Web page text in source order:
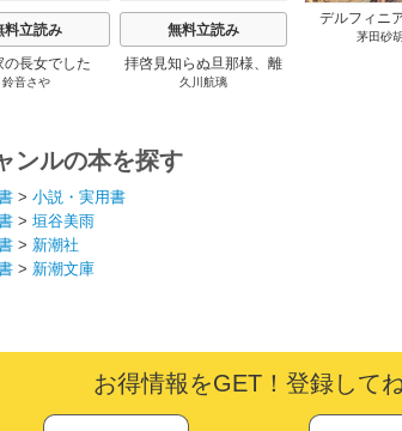
料立読み
の長女でした
鈴音さや
無料立読み
拝啓見知らぬ旦那様、離
婚していただきます
久川航璃
デルフィニ
茅田砂胡
ンルの本を探す
> 小説・実用書
> 垣谷美雨
> 新潮社
> 新潮文庫
お得情報をGET！登録して